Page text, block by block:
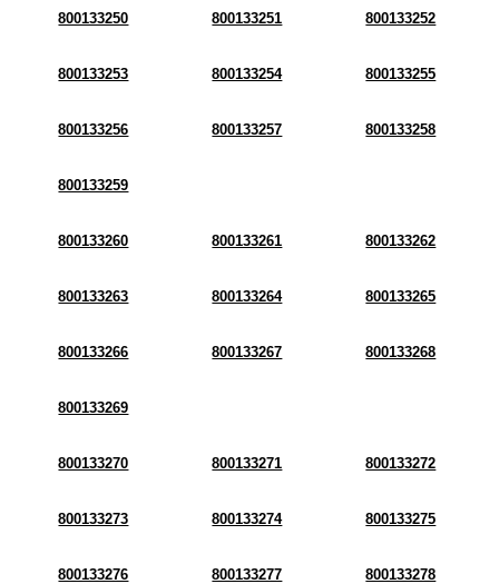
800133250 800133251 800133252
800133253 800133254 800133255
800133256 800133257 800133258
800133259
800133260 800133261 800133262
800133263 800133264 800133265
800133266 800133267 800133268
800133269
800133270 800133271 800133272
800133273 800133274 800133275
800133276 800133277 800133278